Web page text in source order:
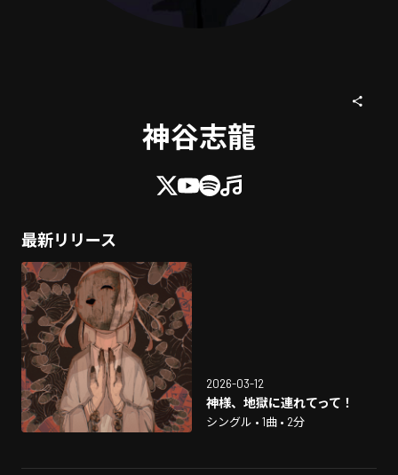
神谷志龍
最新リリース
2026-03-12
神様、地獄に連れてって！
シングル • 1曲 • 2分